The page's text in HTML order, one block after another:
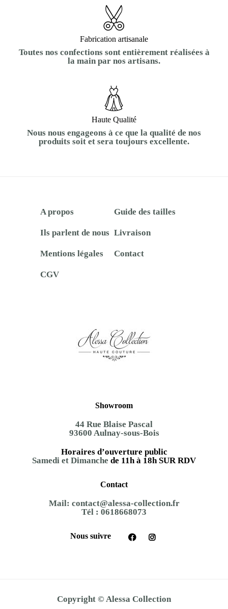
Fabrication artisanale
Toutes nos confections sont entièrement réalisées à
la main par nos artisans.
Haute Qualité
Nous nous engageons à ce que la qualité de nos
produits soit et sera toujours excellente.
A propos
Ils parlent de nous
Mentions légales
CGV
Guide des tailles
Livraison
Contact
Showroom
44 Rue Blaise Pascal
93600 Aulnay-sous-Bois
Horaires d’ouverture public
Samedi et Dimanche de 11h à 18h SUR RDV
Contact
Mail: contact@alessa-collection.fr
Tél : 0618668073
Nous suivre
Copyright © Alessa Collection